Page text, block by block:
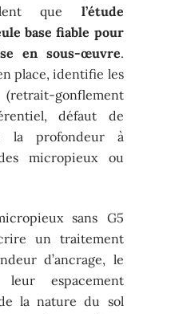
que l’étude
base fiable pour
en sous-œuvre.
place, identifie les
gonflement
défaut de
la profondeur à
micropieux ou
sans G5
un traitement
d’ancrage, le
espacement
la nature du sol